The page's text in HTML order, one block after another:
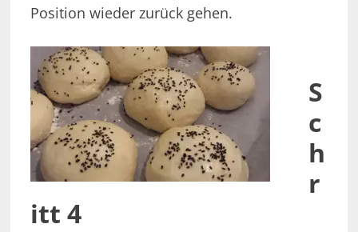
Position wieder zurück gehen.
S
c
h
r
itt 4